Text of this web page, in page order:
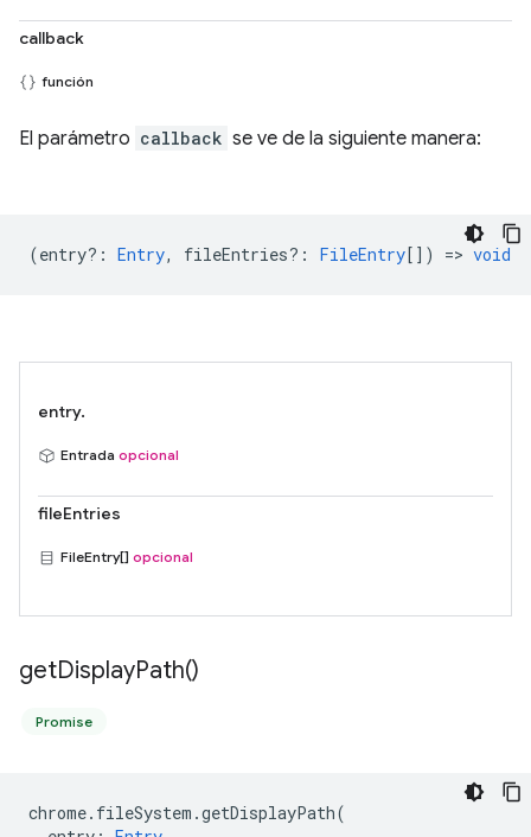
callback
función
El parámetro callback se ve de la siguiente manera:
(entry? : Entry, fileEntries? : FileEntry[]) => void
entry.
Entrada opcional
fileEntries
FileEntry[] opcional
getDisplayPath()
Promise
chrome. fileSystem .getDisplayPath(